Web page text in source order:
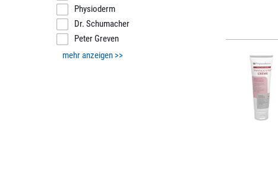
Physioderm
Dr. Schumacher
Peter Greven
mehr anzeigen >>